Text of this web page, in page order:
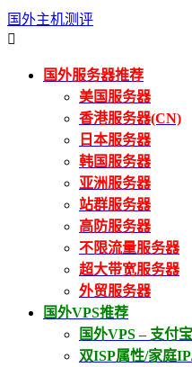
国外主机测评

国外服务器推荐
美国服务器
香港服务器(CN)
日本服务器
韩国服务器
亚洲服务器
站群服务器
高防服务器
不限流量服务器
超大带宽服务器
外贸服务器
国外VPS推荐
国外VPS – 支付
双ISP属性/家庭